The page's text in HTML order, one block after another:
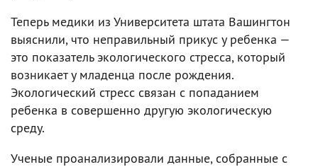
Теперь медики из Университета штата Вашингтон
выяснили, что неправильный прикус у ребенка —
это показатель экологического стресса, который
возникает у младенца после рождения.
Экологический стресс связан с попаданием
ребенка в совершенно другую экологическую
среду.
Ученые проанализировали данные, собранные с